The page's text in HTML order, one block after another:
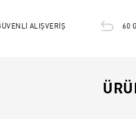
ALIŞVERİŞ 60